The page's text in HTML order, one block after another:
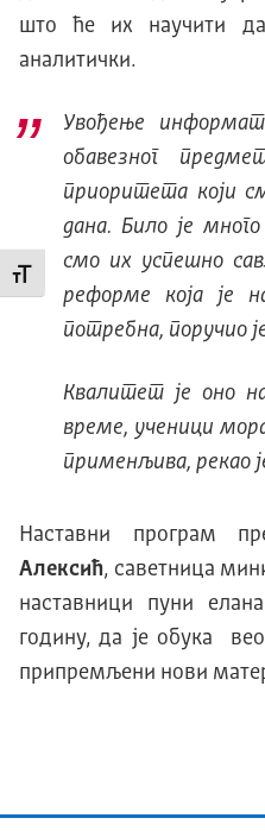
Промени величину слова
што ће их научити
аналитички.
Увођење
обавезног
приоритета који
дана. Било је
смо их успешно
реформе која је
потребна, поручио
Квалитет је оно
време, ученици
применљива, рекао
Наставни програм
Алексић, саветница
наставници пуни
годину, да је обука
припремљени нови